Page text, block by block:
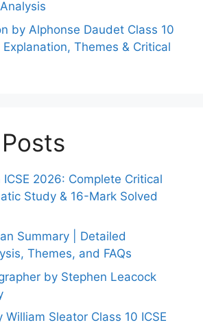
by Alphonse Daudet Class 10
Explanation, Themes & Critical
2026: Complete Critical
Study & 16-Mark Solved
Summary | Detailed
Themes, and FAQs
by Stephen Leacock
Sleator Class 10 ICSE